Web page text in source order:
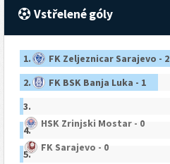
Vstřelené góly
1.
FK Zeljeznicar Sarajevo - 2
2.
FK BSK Banja Luka - 1
3.
HSK Zrinjski Mostar - 0
4.
FK Sarajevo - 0
5.